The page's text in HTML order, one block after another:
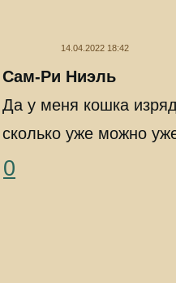
14.04.2022 18:42
Сам-Ри Ниэль
Да у меня кошка
сколько уже можно
0